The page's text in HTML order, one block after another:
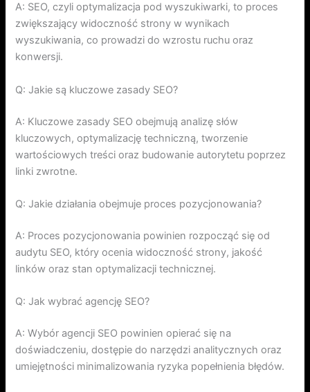
A: SEO, czyli optymalizacja pod wyszukiwarki, to proces
zwiększający widoczność strony w wynikach
wyszukiwania, co prowadzi do wzrostu ruchu oraz
konwersji.
Q: Jakie są kluczowe zasady SEO?
A: Kluczowe zasady SEO obejmują analizę słów
kluczowych, optymalizację techniczną, tworzenie
wartościowych treści oraz budowanie autorytetu poprzez
linki zwrotne.
Q: Jakie działania obejmuje proces pozycjonowania?
A: Proces pozycjonowania powinien rozpocząć się od
audytu SEO, który ocenia widoczność strony, jakość
linków oraz stan optymalizacji technicznej.
Q: Jak wybrać agencję SEO?
A: Wybór agencji SEO powinien opierać się na
doświadczeniu, dostępie do narzędzi analitycznych oraz
umiejętności minimalizowania ryzyka popełnienia błędów.